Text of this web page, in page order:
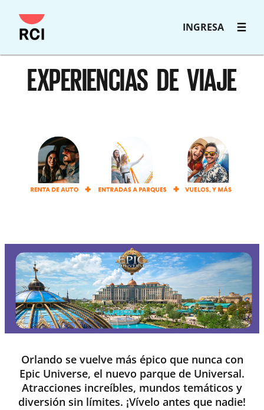
INGRESA
EXPERIENCIAS DE VIAJE
Orlando se vuelve más épico que nunca con
Epic Universe, el nuevo parque de Universal.
Atracciones increíbles, mundos temáticos y
diversión sin límites. ¡Vívelo antes que nadie!